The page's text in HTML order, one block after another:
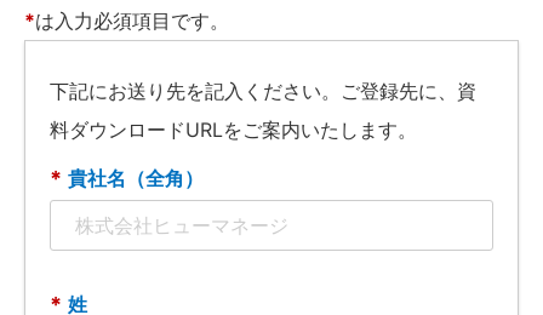
*は入力必須項目です。
下記にお送り先を記入ください。ご登録先に、資
料ダウンロードURLをご案内いたします。
貴社名（全角）
*
姓
*